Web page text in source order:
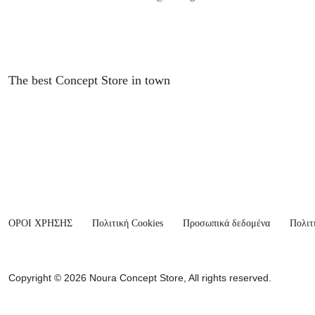
The best Concept Store in town
ΟΡΟΙ ΧΡΗΣΗΣ Πολιτική Cookies Προσωπικά δεδομένα
Copyright © 2026 Noura Concept Store, All rights reserved.